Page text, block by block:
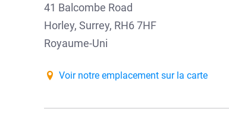
41 Balcombe Road
Horley, Surrey, RH6 7HF
Royaume-Uni
Voir notre emplacement sur la carte